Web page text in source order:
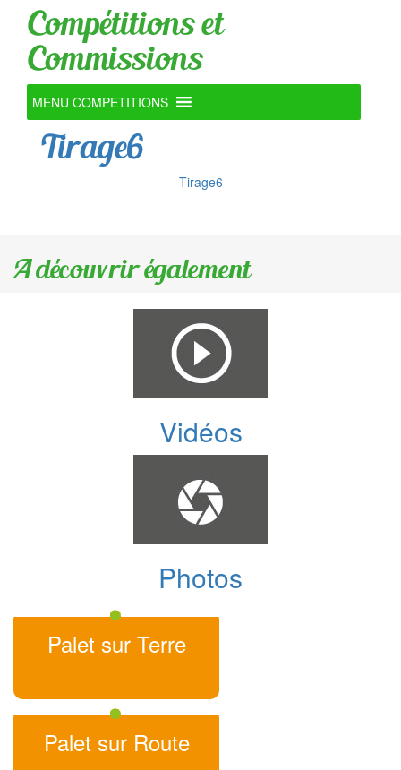
Compétitions et
Commissions
MENU COMPETITIONS
Tirage6
Tirage6
A découvrir également
Vidéos
Photos
Palet sur Terre
Palet sur Route